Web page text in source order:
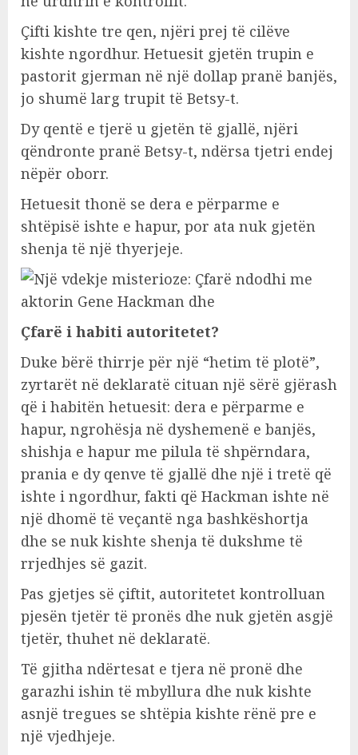
Çifti kishte tre qen, njëri prej të cilëve
kishte ngordhur. Hetuesit gjetën trupin e
pastorit gjerman në një dollap pranë banjës,
jo shumë larg trupit të Betsy-t.
Dy qentë e tjerë u gjetën të gjallë, njëri
qëndronte pranë Betsy-t, ndërsa tjetri endej
nëpër oborr.
Hetuesit thonë se dera e përparme e
shtëpisë ishte e hapur, por ata nuk gjetën
shenja të një thyerjeje.
Çfarë i habiti autoritetet?
Duke bërë thirrje për një “hetim të plotë”,
zyrtarët në deklaratë cituan një sërë gjërash
që i habitën hetuesit: dera e përparme e
hapur, ngrohësja në dyshemenë e banjës,
shishja e hapur me pilula të shpërndara,
prania e dy qenve të gjallë dhe një i tretë që
ishte i ngordhur, fakti që Hackman ishte në
një dhomë të veçantë nga bashkëshortja
dhe se nuk kishte shenja të dukshme të
rrjedhjes së gazit.
Pas gjetjes së çiftit, autoritetet kontrolluan
pjesën tjetër të pronës dhe nuk gjetën asgjë
tjetër, thuhet në deklaratë.
Të gjitha ndërtesat e tjera në pronë dhe
garazhi ishin të mbyllura dhe nuk kishte
asnjë tregues se shtëpia kishte rënë pre e
një vjedhjeje.